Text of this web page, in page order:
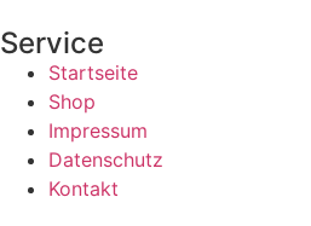
Service
Startseite
Shop
Impressum
Datenschutz
Kontakt